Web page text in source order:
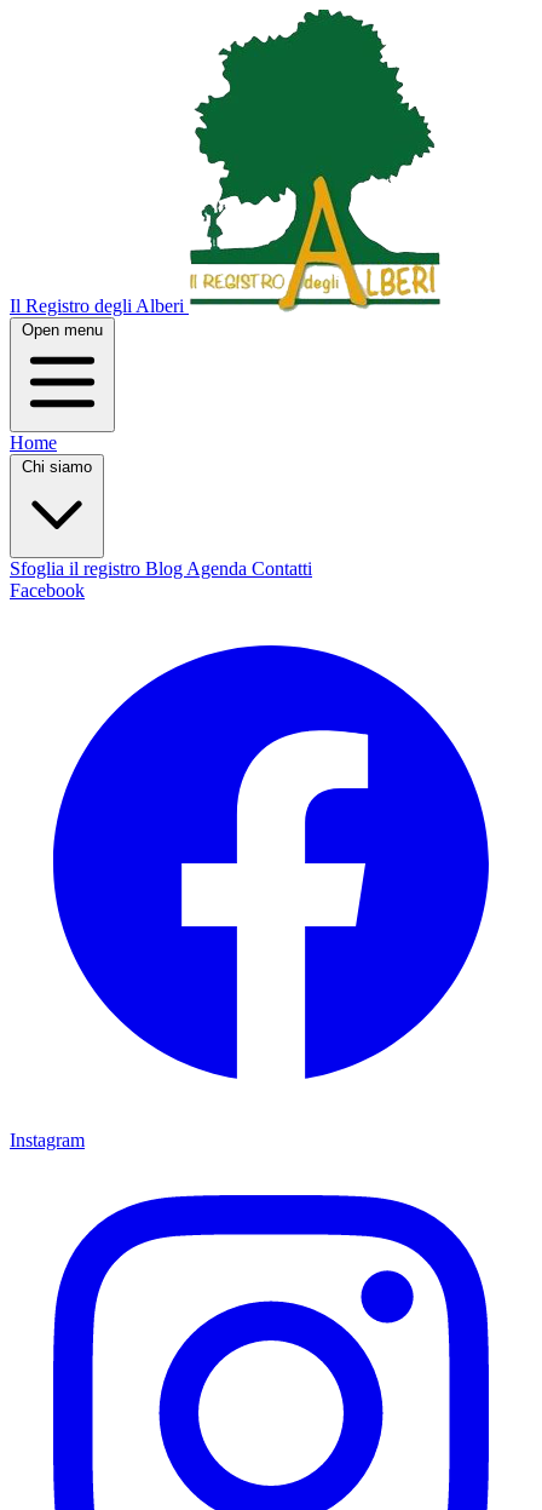
Il Registro degli Alberi
Open menu
Home
Chi siamo
Sfoglia il registro Blog Agenda Contatti
Facebook
Instagram